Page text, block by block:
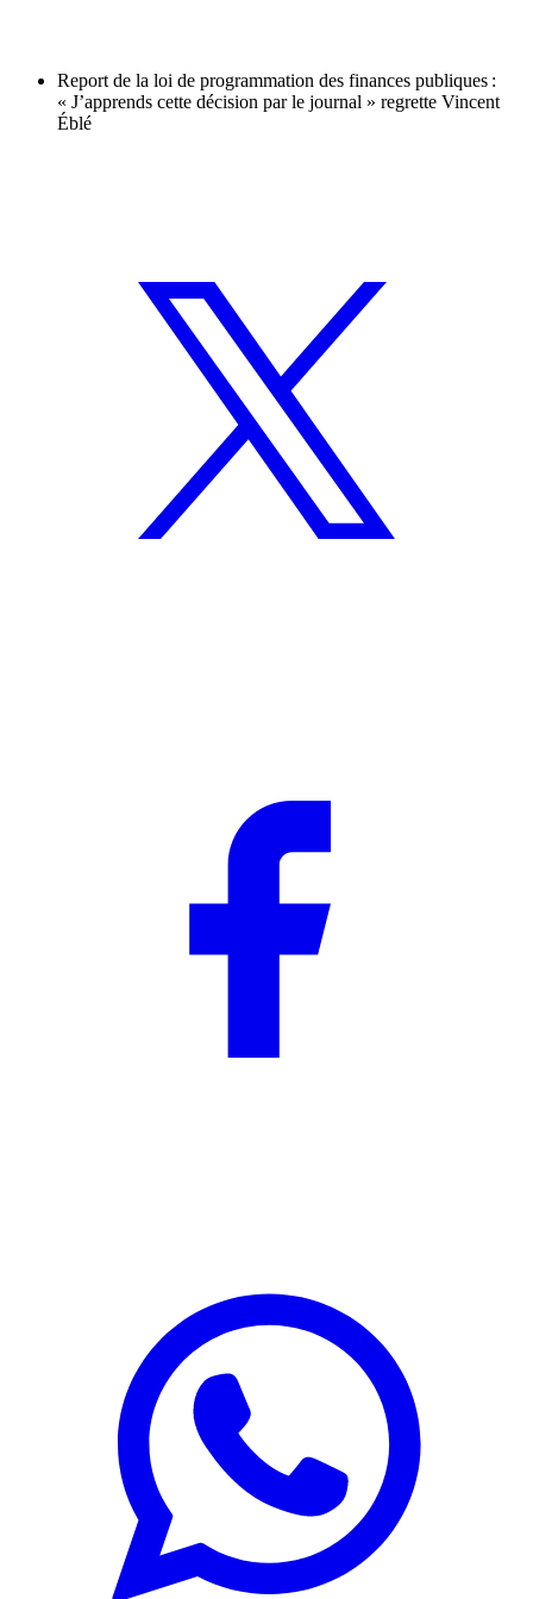
Report de la loi de programmation des finances publiques :
« J’apprends cette décision par le journal » regrette Vincent
Éblé